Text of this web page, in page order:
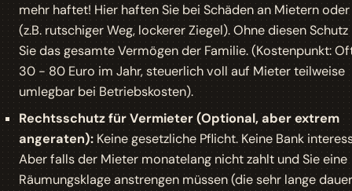
mehr haftet! Hier haften Sie bei Schäden an Mietern
(z.B. rutschiger Weg, lockerer Ziegel). Ohne diesen
Sie das gesamte Vermögen der Familie. (Kostenpunkt:
30 - 80 Euro im Jahr, steuerlich voll auf Mieter teilweise
umlegbar bei Betriebskosten).
Rechtsschutz für Vermieter (Optional, aber extrem
angeraten):Keine gesetzliche Pflicht. Keine Bank
Aber falls der Mieter monatelang nicht zahlt und Sie eine
Räumungsklage anstrengen müssen (die sehr lange